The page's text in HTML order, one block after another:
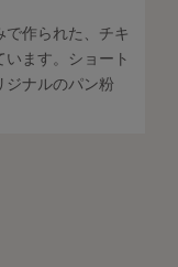
で作られた、チキ
ます。ショート
ジナルのパン粉